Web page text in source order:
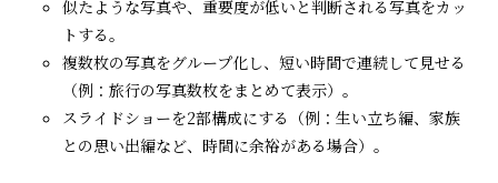
似たような写真や、重要度が低いと判断される写真をカッ
トする。
複数枚の写真をグループ化し、短い時間で連続して見せる
（例：旅行の写真数枚をまとめて表示）。
スライドショーを2部構成にする（例：生い立ち編、家族
との思い出編など、時間に余裕がある場合）。